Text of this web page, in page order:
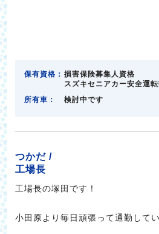
保有資格： 損害保険募集人資格
スズキセニアカー安全運
所有車：
検討中です
つかだ /
工場長
工場長の塚田です！
小田原より毎日頑張って通勤してい